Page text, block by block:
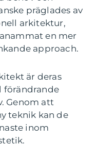
präglades av
arkitektur,
en mer
approach.
är deras
förändrande
Genom att
teknik kan de
inom